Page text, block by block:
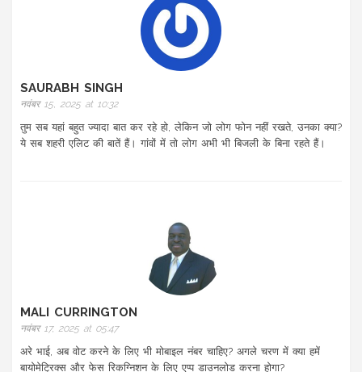
SAURABH SINGH
नवंबर 15, 2025 at 10:32
तुम सब यहां बहुत ज्यादा बात कर रहे हो, लेकिन जो लोग फोन नहीं रखते, उनका क्या?
ये सब शहरी एलिट की बातें हैं। गांवों में तो लोग अभी भी बिजली के बिना रहते हैं।
MALI CURRINGTON
नवंबर 17, 2025 at 05:47
अरे भाई, अब वोट करने के लिए भी मोबाइल नंबर चाहिए? अगले चरण में क्या हमें
बायोमेट्रिक्स और फेस रिकग्निशन के लिए एप्प डाउनलोड करना होगा?